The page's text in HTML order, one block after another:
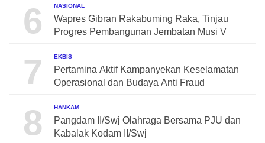
6 NASIONAL
Wapres Gibran Rakabuming Raka, Tinjau
Progres Pembangunan Jembatan Musi V
7 EKBIS
Pertamina Aktif Kampanyekan Keselamatan
Operasional dan Budaya Anti Fraud
8 HANKAM
Pangdam II/Swj Olahraga Bersama PJU dan
Kabalak Kodam II/Swj